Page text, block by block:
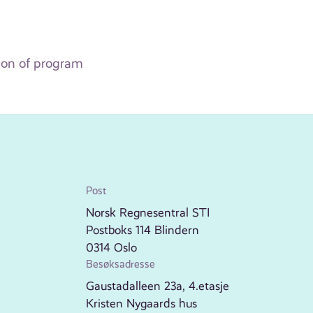
of program
Post
Norsk Regnesentral STI
Postboks 114 Blindern
0314 Oslo
Besøksadresse
Gaustadalleen 23a, 4.etasje
Kristen Nygaards hus